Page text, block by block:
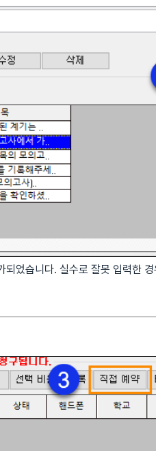
었습니다. 실수로 잘못 입력한